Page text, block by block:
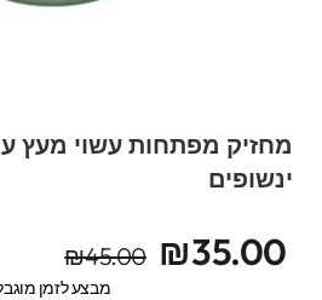
מחזיק מפתחות עשוי מעץ
ינשופים
מחיר
מקורי
מחיר
מבצע
₪35.00
₪45.00
מבצע לזמן